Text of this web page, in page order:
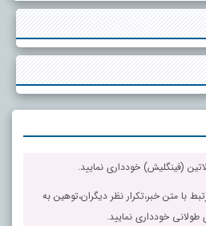
(فینگلیش) خودداری نمایید.
با متن خبر،تکرار نظر دیگران،توهین به
طولانی خودداری نمایید.